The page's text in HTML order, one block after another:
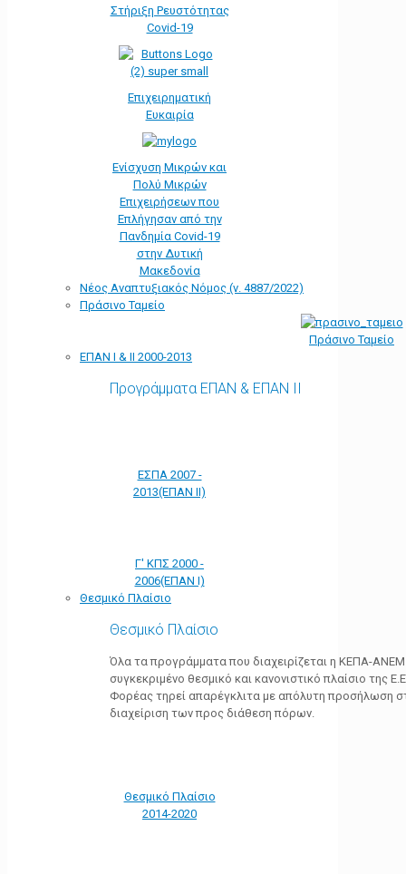
Στήριξη Ρευστότητας
Covid-19
Επιχειρηματική
Ευκαιρία
Ενίσχυση Μικρών και
Πολύ Μικρών
Επιχειρήσεων που
Επλήγησαν από την
Πανδημία Covid-19
στην Δυτική
Μακεδονία
Νέος Αναπτυξιακός Νόμος (ν. 4887/2022)
Πράσινο Ταμείο
Πράσινο Ταμείο
ΕΠΑΝ Ι & ΙΙ 2000-2013
Προγράμματα ΕΠΑΝ & ΕΠΑΝ ΙΙ
ΕΣΠΑ 2007 -
2013(ΕΠΑΝ ΙΙ)
Γ' ΚΠΣ 2000 -
2006(ΕΠΑΝ Ι)
Θεσμικό Πλαίσιο
Θεσμικό Πλαίσιο
Όλα τα προγράμματα που διαχειρίζεται η ΚΕΠΑ-
συγκεκριμένο θεσμικό και κανονιστικό πλαίσιο της
Φορέας τηρεί απαρέγκλιτα με απόλυτη προσήλωση
διαχείριση των προς διάθεση πόρων.
Θεσμικό Πλαίσιο
2014-2020